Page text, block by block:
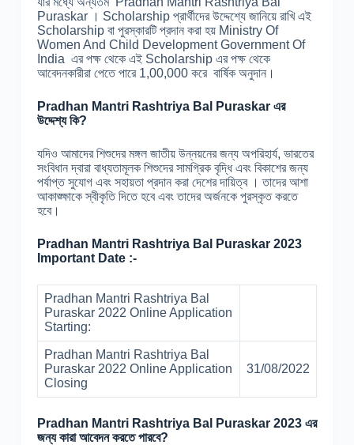
Puraskar । Scholarship প্রার্থীদের উদ্দেশ্যে জানিয়ে রাখি এই
Scholarship বা পুরস্কারটি প্রদান করা হয় Ministry Of
Women And Child Development Government Of
India এর পক্ষ থেকে এই Scholarship এর পক্ষ থেকে
আবেদনকারীরা পেতে পারে 1,00,000 করে বার্ষিক অনুদান।
Pradhan Mantri Rashtriya Bal Puraskar এর
উদ্দেশ্য কি?
যদিও আমাদের শিশুদের মঙ্গল জাতীয় উন্নয়নের জন্য অপরিহার্য, ভারতের
সংবিধান দ্বারা বাধ্যতামূলক শিশুদের সামগ্রিক বৃদ্ধি এবং বিকাশের জন্য
পর্যাপ্ত সুযোগ এবং সহায়তা প্রদান করা দেশের দায়িত্ব । তাদের আশা
আকাঙ্ক্ষাকে স্বীকৃতি দিতে হবে এবং তাদের অর্জনকে পুরস্কৃত করতে
হবে।
Pradhan Mantri Rashtriya Bal Puraskar 2023
Important Date :-
Pradhan Mantri Rashtriya Bal
Puraskar 2022 Online Application
Starting:
Pradhan Mantri Rashtriya Bal
Puraskar 2022 Online Application
Closing
31/08/2022
Pradhan Mantri Rashtriya Bal Puraskar 2023 এর
জন্য কারা আবেদন করতে পারবে?